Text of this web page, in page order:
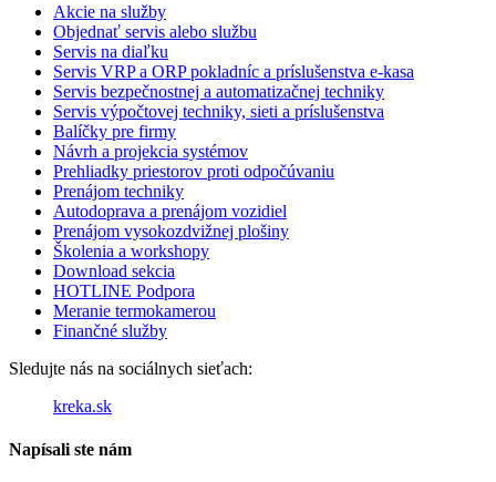
Akcie na služby
Objednať servis alebo službu
Servis na diaľku
Servis VRP a ORP pokladníc a príslušenstva e-kasa
Servis bezpečnostnej a automatizačnej techniky
Servis výpočtovej techniky, sieti a príslušenstva
Balíčky pre firmy
Návrh a projekcia systémov
Prehliadky priestorov proti odpočúvaniu
Prenájom techniky
Autodoprava a prenájom vozidiel
Prenájom vysokozdvižnej plošiny
Školenia a workshopy
Download sekcia
HOTLINE Podpora
Meranie termokamerou
Finančné služby
Sledujte nás na sociálnych sieťach:
kreka.sk
Napísali ste nám